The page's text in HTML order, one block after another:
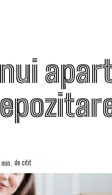
min. de citit